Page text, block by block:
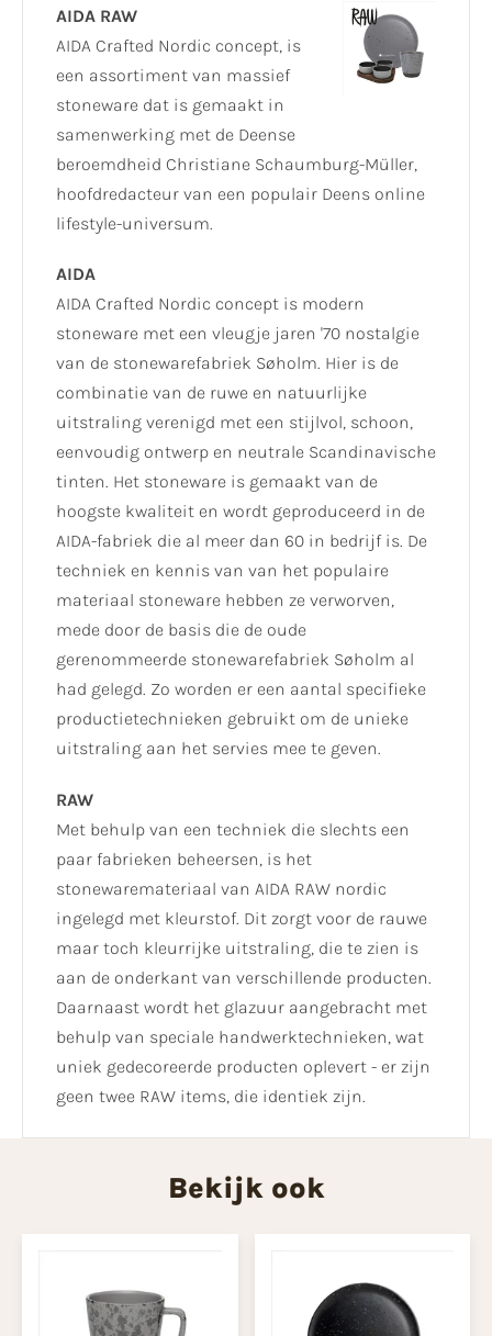
AIDA RAW
AIDA Crafted Nordic concept, is
een assortiment van massief
stoneware dat is gemaakt in
samenwerking met de Deense
beroemdheid Christiane Schaumburg-Müller,
hoofdredacteur van een populair Deens online
lifestyle-universum.
AIDA
AIDA Crafted Nordic concept is modern
stoneware met een vleugje jaren '70 nostalgie
van de stonewarefabriek Søholm. Hier is de
combinatie van de ruwe en natuurlijke
uitstraling verenigd met een stijlvol, schoon,
eenvoudig ontwerp en neutrale Scandinavische
tinten. Het stoneware is gemaakt van de
hoogste kwaliteit en wordt geproduceerd in de
AIDA-fabriek die al meer dan 60 in bedrijf is. De
techniek en kennis van van het populaire
materiaal stoneware hebben ze verworven,
mede door de basis die de oude
gerenommeerde stonewarefabriek Søholm al
had gelegd. Zo worden er een aantal specifieke
productietechnieken gebruikt om de unieke
uitstraling aan het servies mee te geven.
RAW
Met behulp van een techniek die slechts een
paar fabrieken beheersen, is het
stonewaremateriaal van AIDA RAW nordic
ingelegd met kleurstof. Dit zorgt voor de rauwe
maar toch kleurrijke uitstraling, die te zien is
aan de onderkant van verschillende producten.
Daarnaast wordt het glazuur aangebracht met
behulp van speciale handwerktechnieken, wat
uniek gedecoreerde producten oplevert - er zijn
geen twee RAW items, die identiek zijn.
Bekijk ook